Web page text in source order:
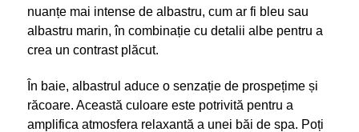
nuanțe mai intense de albastru, cum ar fi bleu sau
albastru marin, în combinație cu detalii albe pentru a
crea un contrast plăcut.
În baie, albastrul aduce o senzație de prospețime și
răcoare. Această culoare este potrivită pentru a
amplifica atmosfera relaxantă a unei băi de spa. Poți